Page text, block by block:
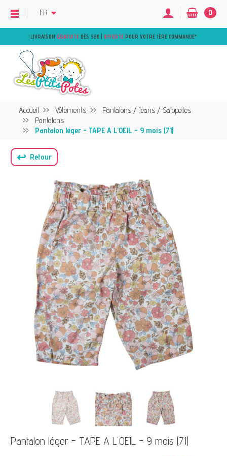
LIVRAISON GRATUITE DÈS 55€ | OFFERTE POUR VOTRE 1ÈRE COMMANDE*
FR 0
Accueil Vêtements
Pantalons / Jeans / Salopettes
Pantalons
Pantalon léger - TAPE A L'OEIL - 9 mois (71)
↩ Retour
Pantalon léger - TAPE A L'OEIL - 9 mois (71)